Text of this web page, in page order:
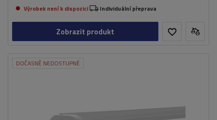
Výrobek není k dispozici Individuální přeprava
Zobrazit produkt
DOČASNĚ NEDOSTUPNÉ